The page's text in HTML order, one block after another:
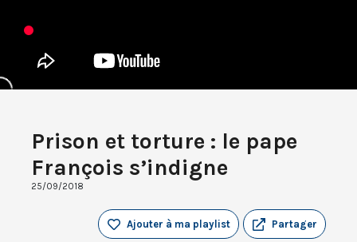
Prison et torture : le pape
François s’indigne
25/09/2018
Partager
Ajouter à ma playlist